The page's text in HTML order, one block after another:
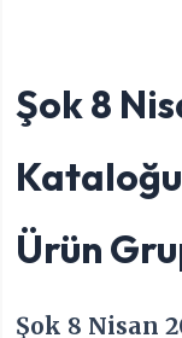
Şok 8
Ürün
Şok 8 Nisan